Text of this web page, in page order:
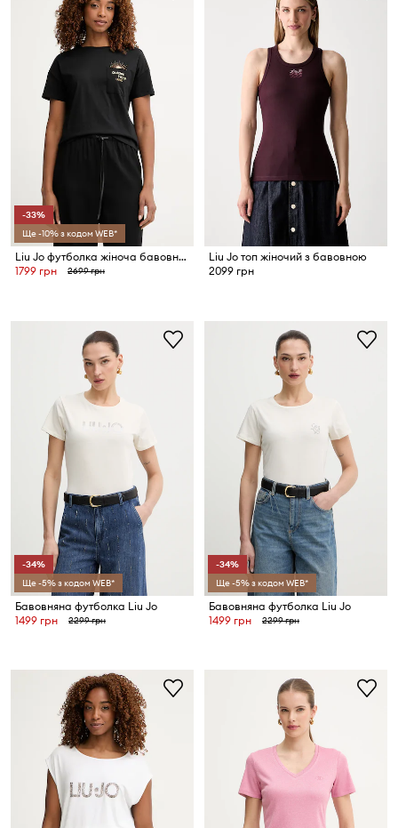
-33%
Ще -10% з кодом WEB*
Liu Jo футболка жіноча бавовняна
1799 грн
2699 грн
Liu Jo топ жіночий з бавовною
2099 грн
-34%
Ще -5% з кодом WEB*
Бавовняна футболка Liu Jo
1499 грн
2299 грн
-34%
Ще -5% з кодом WEB*
Бавовняна футболка Liu Jo
1499 грн
2299 грн